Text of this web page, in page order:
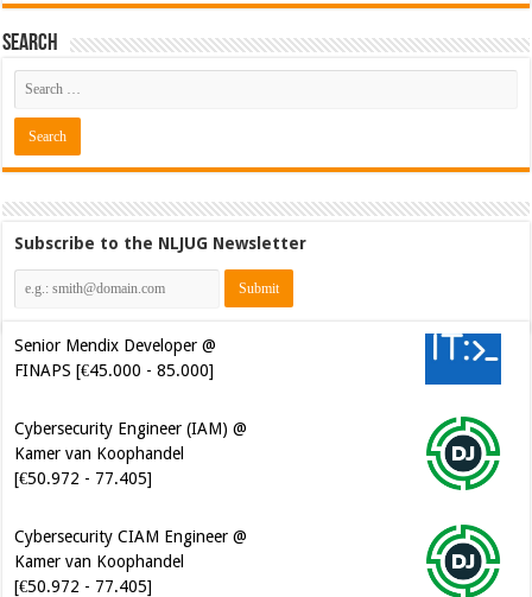
Search
Subscribe to the NLJUG Newsletter
Senior Mendix Developer @
FINAPS [€45.000 - 85.000]
Cybersecurity Engineer (IAM) @
Kamer van Koophandel
[€50.972 - 77.405]
Cybersecurity CIAM Engineer @
Kamer van Koophandel
[€50.972 - 77.405]